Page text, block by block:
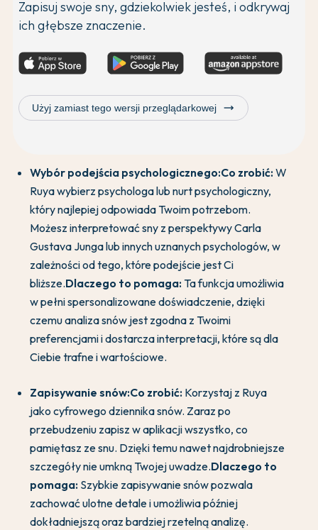
Zapisuj swoje sny, gdziekolwiek jesteś, i odkrywaj
ich głębsze znaczenie.
Użyj zamiast tego wersji przeglądarkowej trending_flat
Wybór podejścia psychologicznego:Co zrobić:W
Ruya wybierz psychologa lub nurt psychologiczny,
który najlepiej odpowiada Twoim potrzebom.
Możesz interpretować sny z perspektywy Carla
Gustava Junga lub innych uznanych psychologów, w
zależności od tego, które podejście jest Ci
bliższe.Dlaczego to pomaga: Ta funkcja umożliwia
w pełni spersonalizowane doświadczenie, dzięki
czemu analiza snów jest zgodna z Twoimi
preferencjami i dostarcza interpretacji, które są dla
Ciebie trafne i wartościowe.
Zapisywanie snów:Co zrobić: Korzystaj z Ruya
jako cyfrowego dziennika snów. Zaraz po
przebudzeniu zapisz w aplikacji wszystko, co
pamiętasz ze snu. Dzięki temu nawet najdrobniejsze
szczegóły nie umkną Twojej uwadze.Dlaczego to
pomaga: Szybkie zapisywanie snów pozwala
zachować ulotne detale i umożliwia później
dokładniejszą oraz bardziej rzetelną analizę.